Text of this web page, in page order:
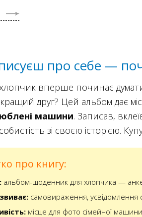
про себе —
вперше починає
друг? Цей альбом дає
машини. Записав,
зі своєю історією.
про книгу:
альбом-щоденник для хлопчика —
самовираження,
місце для фото сімейної